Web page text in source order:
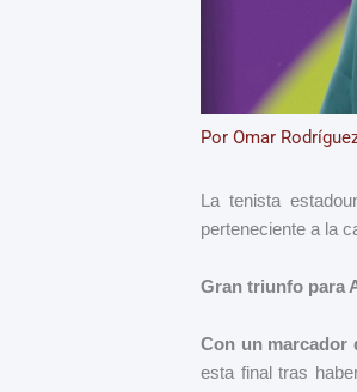
Por Omar
La tenista
perteneciente a la
Gran triunfo para
Con un marcador
esta final tras